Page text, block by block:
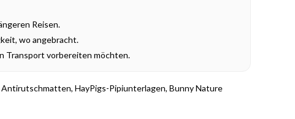
Reisen.
wo angebracht.
Transport vorbereiten möchten.
HayPigs-Pipiunterlagen, Bunny Nature